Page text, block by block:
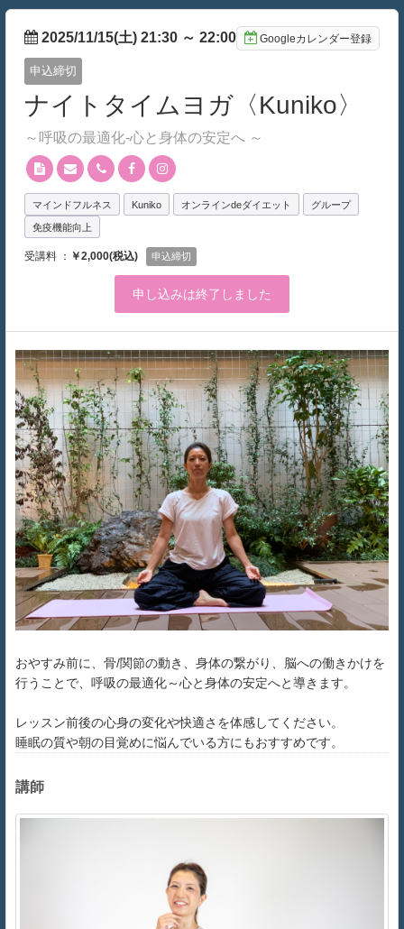
2025/11/15(土) 21:30 ～ 22:00 Googleカレンダー登録
申込締切
ナイトタイムヨガ〈Kuniko〉
～呼吸の最適化-心と身体の安定へ ～
マインドフルネス Kuniko オンラインdeダイエット グループ
免疫機能向上
受講料 ： ￥2,000(税込) 申込締切
申し込みは終了しました
おやすみ前に、骨/関節の動き、身体の繋がり、脳への働きかけを
行うことで、呼吸の最適化～心と身体の安定へと導きます。
レッスン前後の心身の変化や快適さを体感してください。
睡眠の質や朝の目覚めに悩んでいる方にもおすすめです。
講師